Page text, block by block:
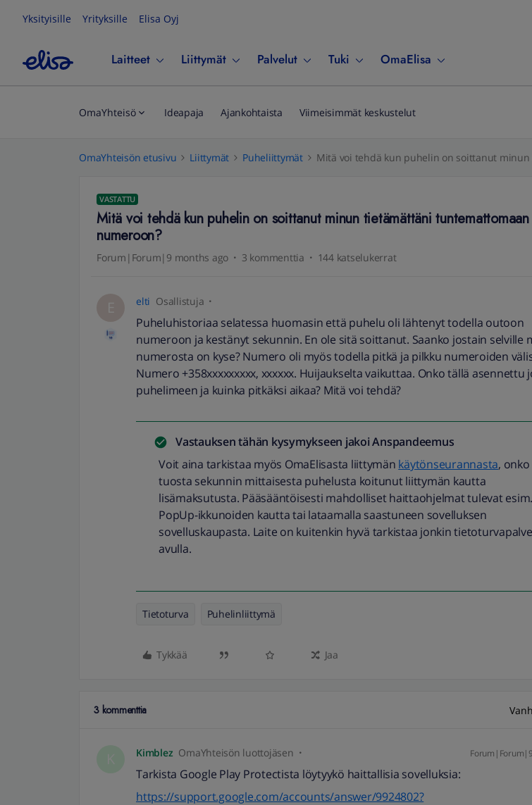
Yksityisille Yrityksille Elisa Oyj
Laitteet Liittymät Palvelut Tuki OmaElisa
OmaYhteisö Ideapaja Ajankohtaista Viimeisimmät keskustelut
OmaYhteisön etusivu Liittymät Puheliittymät Mitä voi tehdä kun puhelin on soittanut
VASTATTU
Mitä voi tehdä kun puhelin on soittanut minun tietämättäni tuntemattomaan
numeroon?
Forum|Forum|9 months ago 3 kommenttia 144 katselukerrat
E elti Osallistuja
Puheluhistoriaa selatessa huomasin että puhelu oli lähtenyt todella outoon
numeroon ja kestänyt sekunnin. En ole sitä soittanut. Saanko jostain selville
numerosta on kyse? Numero oli myös todella pitkä ja pilkku numeroiden
Numero +358xxxxxxxxx, xxxxxx. Huijaukselta vaikuttaa. Onko tällä asennettu
puhelimeen ja kuinka pitkäksi aikaa? Mitä voi tehdä?
Vastauksen tähän kysymykseen jakoiAnspandeemus
Voit aina tarkistaa myös OmaElisasta liittymän käytönseurannasta, onko
tuosta sekunnin mittaisesta puhelusta koitunut liittymän kautta
lisämaksutusta. Pääsääntöisesti mahdolliset haittaohjelmat tulevat esim.
PopUp-ikkunoiden kautta tai lataamalla saastuneen sovelluksen
sovelluskaupasta. Laite on kuitenkin hyvä tarkistaa jonkin
avulla.
Tietoturva Puhelinliittymä
Tykkää Jaa
3 kommenttia
Kimblez OmaYhteisön luottojäsen
Tarkista Google Play Protectista löytyykö haittallisia sovelluksia:
https://support.google.com/accounts/answer/9924802?